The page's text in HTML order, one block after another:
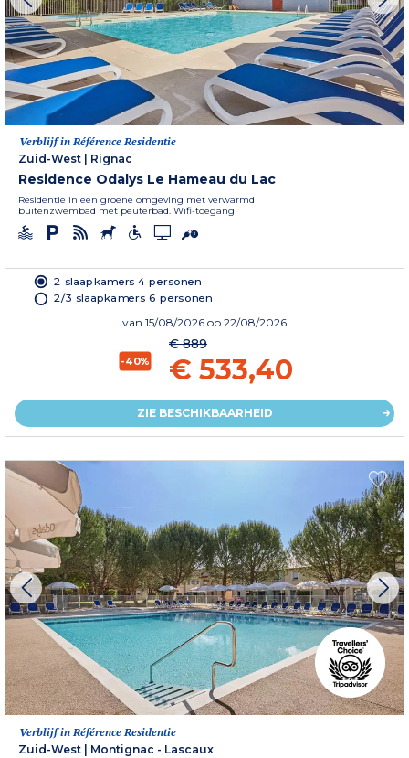
Verblijf in Référence Residentie
Zuid-West
Rignac
Residence Odalys Le Hameau du Lac
Residentie in een groene omgeving met verwarmd
buitenzwembad met peuterbad. Wifi-toegang
2 slaapkamers 4 personen
2/3 slaapkamers 6 personen
van 15/08/2026 op 22/08/2026
-40%
€ 889
€ 533,40
ZIE BESCHIKBAARHEID
Verblijf in Référence Residentie
Zuid-West | Montignac - Lascaux